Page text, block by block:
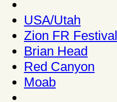
USA/Utah
Zion FR Festival
Brian Head
Red Canyon
Moab